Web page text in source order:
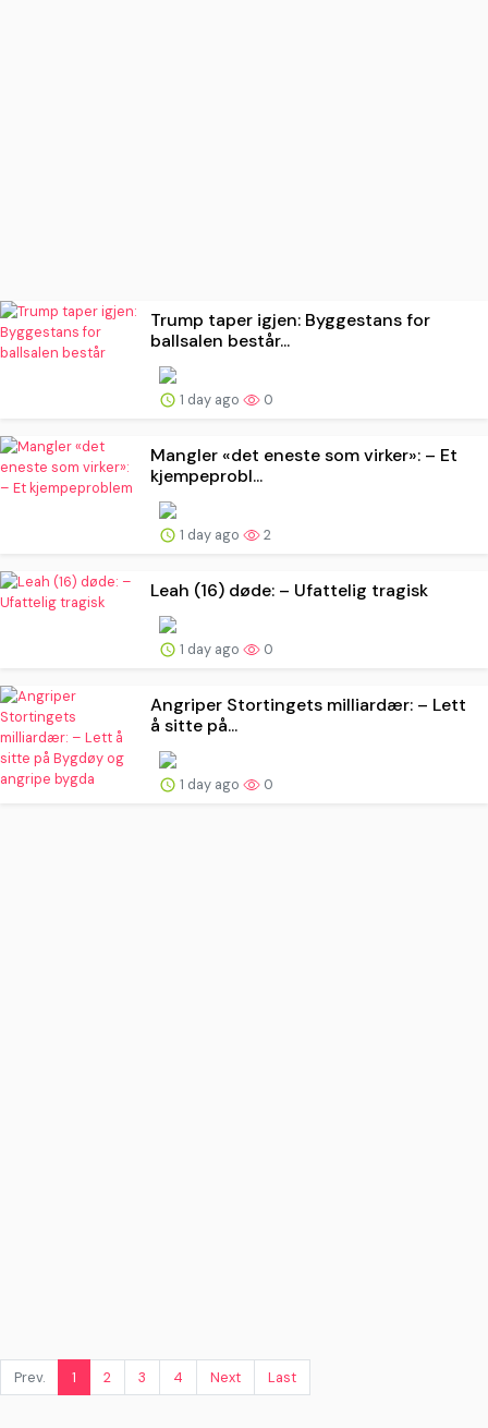
Trump taper igjen: Byggestans for
ballsalen består...
1 day ago 0
Mangler «det eneste som virker»: – Et
kjempe­probl...
1 day ago 2
Leah (16) døde: – Ufattelig tragisk
1 day ago 0
Angriper Stortingets milliardær: – Lett
å sitte på...
1 day ago 0
Prev. 1 2 3 4 Next Last